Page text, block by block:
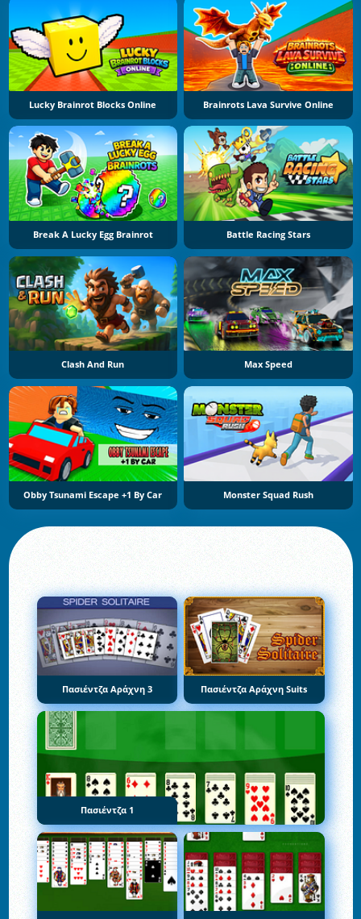
Lucky Brainrot Blocks Online Brainrots Lava Survive Online
Break A Lucky Egg Brainrot Battle Racing Stars
Clash And Run Max Speed
Obby Tsunami Escape +1 By Car Monster Squad Rush
Πασιέντζα Αράχνη 3 Πασιέντζα Αράχνη Suits
Πασιέντζα 1